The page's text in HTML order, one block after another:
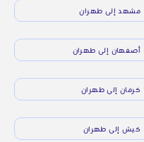
مشهد إلى طهران
أصفهان إلى طهران
كرمان إلى طهران
كيش إلى طهران